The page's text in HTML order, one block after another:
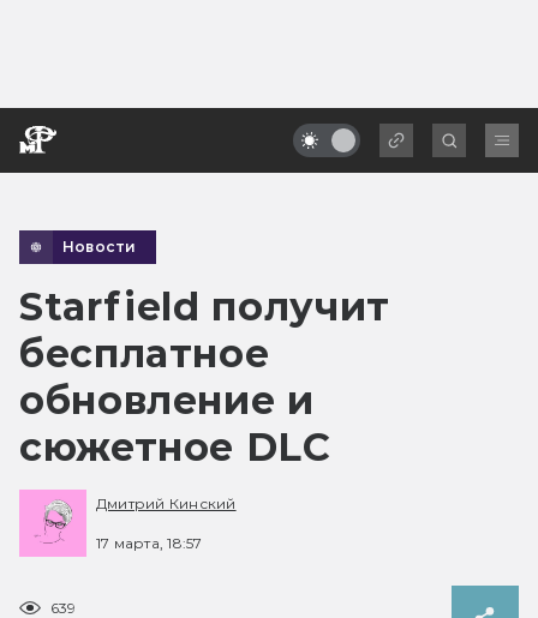
Новости
Starfield получит
бесплатное
обновление и
сюжетное DLC
Дмитрий Кинский
17 марта, 18:57
639